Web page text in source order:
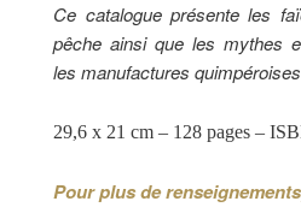
Ce catalogue présente les
pêche ainsi que les mythes
les manufactures
29,6 x 21 cm – 128 pages –
Pour plus de